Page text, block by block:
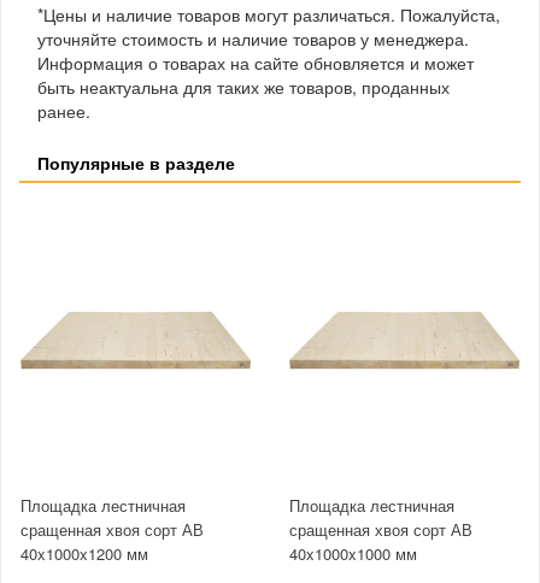
*Цены и наличие товаров могут различаться. Пожалуйста,
уточняйте стоимость и наличие товаров у менеджера.
Информация о товарах на сайте обновляется и может
быть неактуальна для таких же товаров, проданных
ранее.
Популярные в разделе
Площадка лестничная
сращенная хвоя сорт АВ
40x1000x1200 мм
Площадка лестничная
сращенная хвоя сорт АВ
40x1000x1000 мм